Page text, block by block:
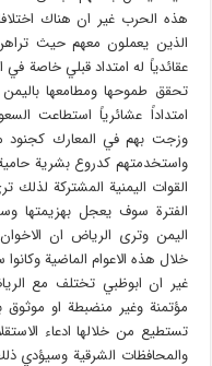
هذه الحرب غير ان هناك
الذين يعملون معهم حيث
عقائدياً له امتداد قبلي خاصة
تحقق طموحها ومطامعها
امتداداً عشائرياً استطاعت
وزجت بهم في المعارك كجنود
واستخدمتهم كدروع بشرية
القوات اليمنية المشتركة
الفترة سوف يعجل بهزيمتها
اليمن وترى الرياض ان
خلال هذه الاعوام الماضية
غير ان ابوظبي تختلف مع
مؤتمنة وغير منضبطة او موثوق
تستطيع من خلالها ادعاء
والمحافظات الشرقية وسيؤدي